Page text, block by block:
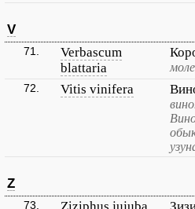
V
71.
Verbascum
blattaria
72. Vitis vinifera
Z
73.